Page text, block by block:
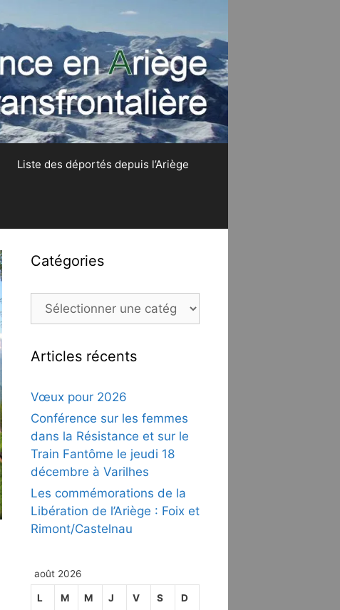
Liste des déportés depuis l’Ariège
Catégories
Catégories
Articles récents
Vœux pour 2026
Conférence sur les femmes
dans la Résistance et sur le
Train Fantôme le jeudi 18
décembre à Varilhes
Les commémorations de la
Libération de l’Ariège : Foix et
Rimont/Castelnau
août 2026
L M M J V S D